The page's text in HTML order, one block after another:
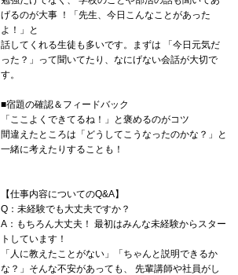
げるのが大事 ！「先生、今日こんなことがあった
よ！」と
話してくれる生徒も多いです。まずは 「今日元気だ
った？」って聞いてたり、なにげない会話が大切で
す。
■宿題の確認＆フィードバック
「ここよくできてるね！」と褒めるのがコツ
間違えたところは「どうしてこうなったのかな？」と
一緒に考えたりすることも！
【仕事内容についてのQ&A】
Q：未経験でも大丈夫ですか？
A：もちろん大丈夫！ 最初はみんな未経験からスター
トしています！
「人に教えたことがない」「ちゃんと説明できるか
な？」そんな不安があっても、 先輩講師や社員がし